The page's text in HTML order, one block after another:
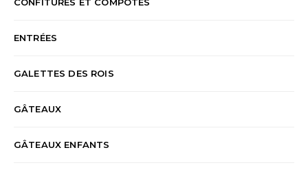
ENTRÉES
GALETTES DES ROIS
GÂTEAUX
GÂTEAUX ENFANTS